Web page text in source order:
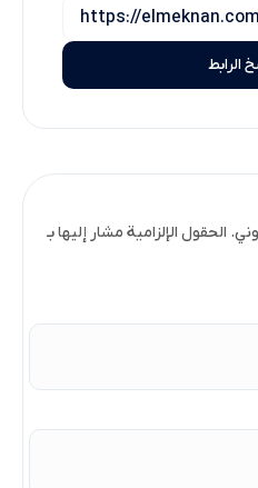
الرابط
الحقول الإلزامية مشار إليها بـ